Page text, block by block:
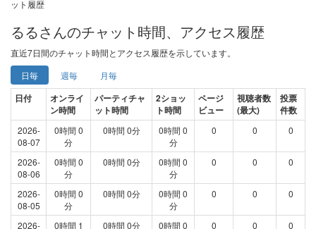
るるさんのチャット時間、アクセス履歴
直近7日間のチャット時間とアクセス履歴を示しています。
日毎
週毎 月毎
日付
オンライ
ン時間
パーティチャ
ット時間
2ショッ
ト時間
ページ
ビュー
視聴者数
(最大)
投票
件数
2026-
08-07
0時間 0
分
0時間 0分
0時間 0
分
0 0 0
2026-
08-06
0時間 0
分
0時間 0分
0時間 0
分
0 0 0
2026-
08-05
0時間 0
分
0時間 0分
0時間 0
分
0 0 0
2026- 0時間 1 0時間 0分 0時間 0 0 0 0